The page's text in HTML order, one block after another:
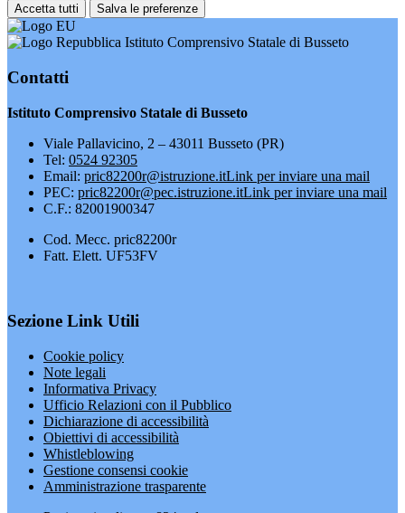
Accetta tutti Salva le preferenze
Istituto Comprensivo Statale di Busseto
Contatti
Istituto Comprensivo Statale di Busseto
Viale Pallavicino, 2 – 43011 Busseto (PR)
Tel: 0524 92305
Email: pric82200r@istruzione.itLink per inviare una mail
PEC: pric82200r@pec.istruzione.itLink per inviare una mail
C.F.: 82001900347
Cod. Mecc. pric82200r
Fatt. Elett. UF53FV
Sezione Link Utili
Cookie policy
Note legali
Informativa Privacy
Ufficio Relazioni con il Pubblico
Dichiarazione di accessibilità
Obiettivi di accessibilità
Whistleblowing
Gestione consensi cookie
Amministrazione trasparente